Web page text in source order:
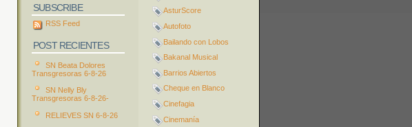
AsturScore
Autofoto
Bailando con Lobos
Bakanal Musical
Barrios Abiertos
Cheque en Blanco
Cinefagia
Cinemanía
SUBSCRIBE
RSS Feed
POST RECIENTES
SN Beata Dolores
Transgresoras 6-8-26
SN Nelly Bly
Transgresoras 6-8-26-
RELIEVES SN 6-8-26